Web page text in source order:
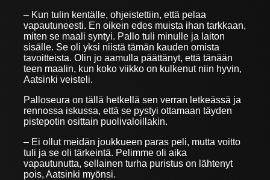
– Kun tulin kentälle, ohjeistettiin, että pelaa
vapautuneesti. En oikein edes muista ihan tarkkaan,
miten se maali syntyi. Pallo tuli minulle ja laiton
sisälle. Se oli yksi niistä tämän kauden omista
tavoitteista. Olin jo aamulla päättänyt, että tänään
teen maalin, kun koko viikko on kulkenut niin hyvin,
Aatsinki veisteli.
Palloseura on tällä hetkellä sen verran letkeässä ja
rennossa iskussa, että se pystyi ottamaan täyden
pistepotin osittain puolivaloillakin.
– Ei ollut meidän joukkueen paras peli, mutta voitto
tuli ja se oli tärkeintä. Pelimme oli aika
vapautunutta, sellainen turha puristus on lähtenyt
pois, Aatsinki myönsi.